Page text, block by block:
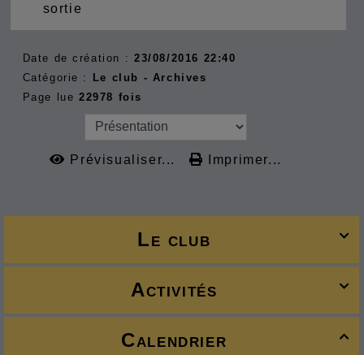

Le club

Activités

Calendrier
sortie
Date de création : 23/08/2016 22:40
Catégorie : Le club - Archives
Page lue 22978 fois
Prévisualiser... Imprimer...